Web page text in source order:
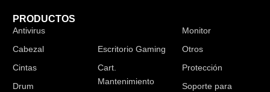
PRODUCTOS
Antivirus
Cabezal
Cintas
Drum
Escritorio Gaming
Cart.
Mantenimiento
Monitor
Otros
Protección
Soporte para